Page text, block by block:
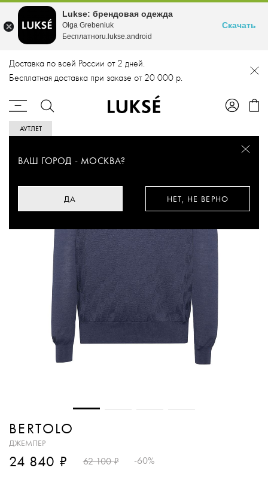
Доставка по всей России от 2 дней.
Бесплатная доставка при заказе от 20 000 р.
ВАШ ГОРОД - МОСКВА?
ДА НЕТ, НЕ ВЕРНО
АУТЛЕТ
BERTOLO
ДЖЕМПЕР
24 840 ₽ 62 100₽ -60%
Lukse: брендовая одежда
Olga Grebeniuk
Бесплатноru.lukse.android
Скачать